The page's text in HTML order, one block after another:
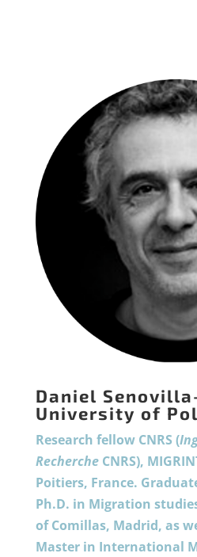
Daniel
University of
Research fellow CNRS (
RechercheCNRS),
Poitiers, France.
Ph.D. in Migration
of Comillas, Madrid, as
Master in International